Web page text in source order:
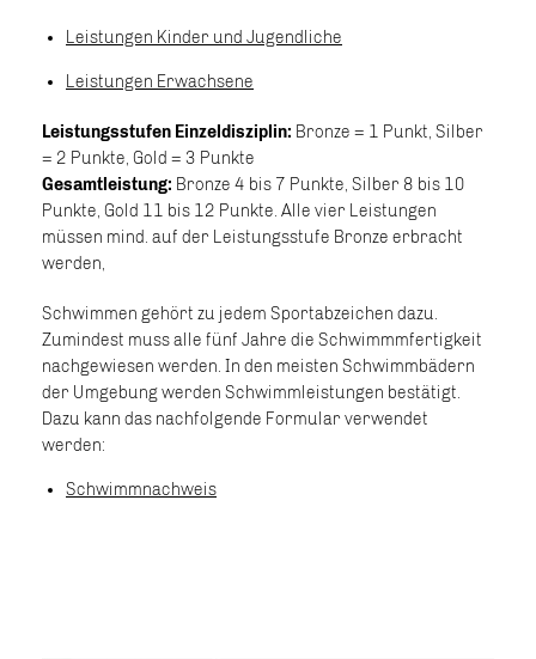
Leistungen Kinder und Jugendliche
Leistungen Erwachsene
Leistungsstufen Einzeldisziplin: Bronze = 1 Punkt, Silber
= 2 Punkte, Gold = 3 Punkte
Gesamtleistung: Bronze 4 bis 7 Punkte, Silber 8 bis 10
Punkte, Gold 11 bis 12 Punkte. Alle vier Leistungen
müssen mind. auf der Leistungsstufe Bronze erbracht
werden,
Schwimmen gehört zu jedem Sportabzeichen dazu.
Zumindest muss alle fünf Jahre die Schwimmmfertigkeit
nachgewiesen werden. In den meisten Schwimmbädern
der Umgebung werden Schwimmleistungen bestätigt.
Dazu kann das nachfolgende Formular verwendet
werden:
Schwimmnachweis